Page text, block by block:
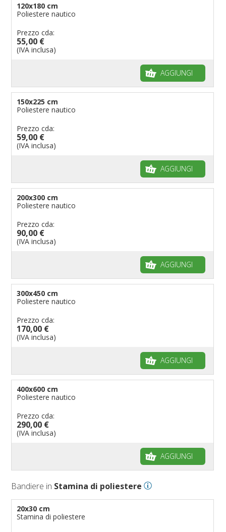
120x180 cm
Poliestere nautico
Prezzo cda:
55,00 €
(IVA inclusa)
AGGIUNGI
150x225 cm
Poliestere nautico
Prezzo cda:
59,00 €
(IVA inclusa)
AGGIUNGI
200x300 cm
Poliestere nautico
Prezzo cda:
90,00 €
(IVA inclusa)
AGGIUNGI
300x450 cm
Poliestere nautico
Prezzo cda:
170,00 €
(IVA inclusa)
AGGIUNGI
400x600 cm
Poliestere nautico
Prezzo cda:
290,00 €
(IVA inclusa)
AGGIUNGI
Bandiere in Stamina di poliestere
20x30 cm
Stamina di poliestere